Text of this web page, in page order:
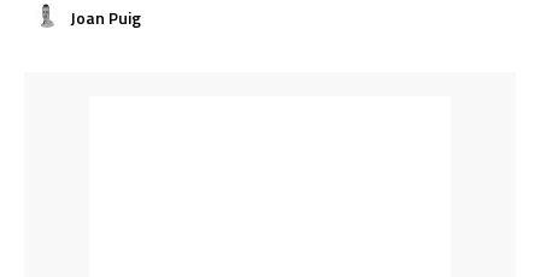
Joan Puig